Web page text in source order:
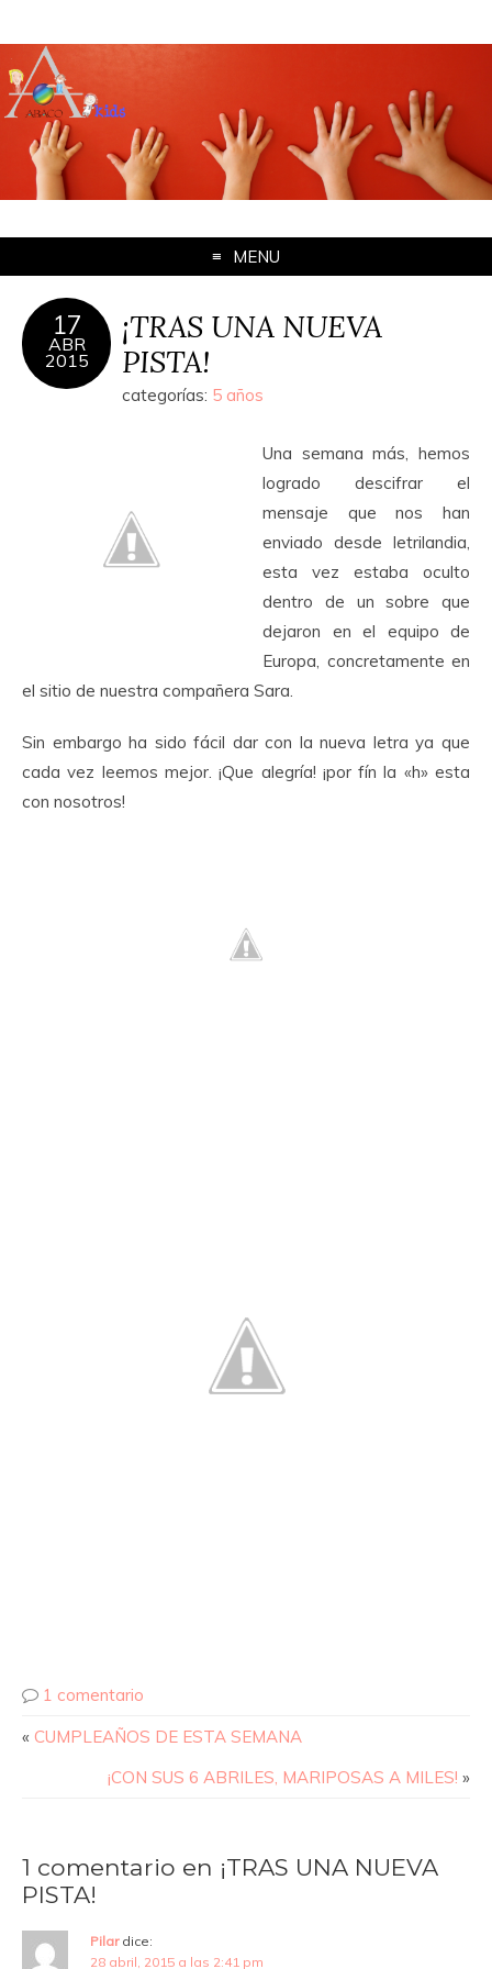
MENU
17
ABR
2015
¡TRAS UNA NUEVA
PISTA!
categorías: 5 años
Una semana más, hemos
logrado descifrar el
mensaje que nos han
enviado desde letrilandia,
esta vez estaba oculto
dentro de un sobre que
dejaron en el equipo de
Europa, concretamente en
el sitio de nuestra compañera Sara.
Sin embargo ha sido fácil dar con la nueva letra ya que
cada vez leemos mejor. ¡Que alegría! ¡por fín la «h» esta
con nosotros!
1 comentario
« CUMPLEAÑOS DE ESTA SEMANA
¡CON SUS 6 ABRILES, MARIPOSAS A MILES! »
1 comentario en ¡TRAS UNA NUEVA
PISTA!
Pilar dice:
28 abril, 2015 a las 2:41 pm